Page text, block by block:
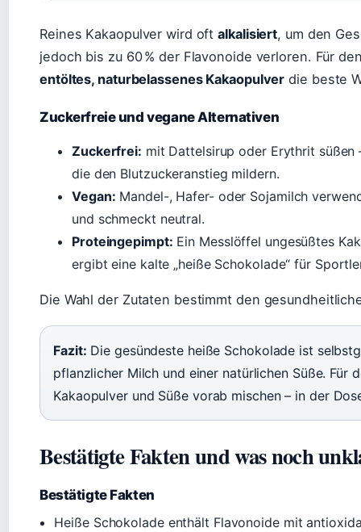
Reines Kakaopulver wird oftalkalisiert, um den
jedoch bis zu 60 % der Flavonoide verloren. Für
entöltes, naturbelassenes Kakaopulver die beste
Zuckerfreie und vegane Alternativen
Zuckerfrei: mit Dattelsirup oder Erythrit
die den Blutzuckeranstieg mildern.
Vegan: Mandel-, Hafer- oder Sojamilch
und schmeckt neutral.
Proteingepimpt: Ein Messlöffel ungesüßtes
ergibt eine kalte „heiße Schokolade“ für
Die Wahl der Zutaten bestimmt den
Fazit: Die gesündeste heiße Schokolade ist
pflanzlicher Milch und einer natürlichen Süße. Für
Kakaopulver und Süße vorab mischen – in der
Bestätigte Fakten und was noch
Bestätigte Fakten
Heiße Schokolade enthält Flavonoide mit